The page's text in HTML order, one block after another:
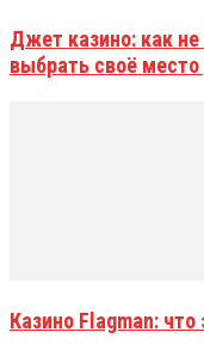
Джет казино: как не
выбрать своё
Казино Flagman: что